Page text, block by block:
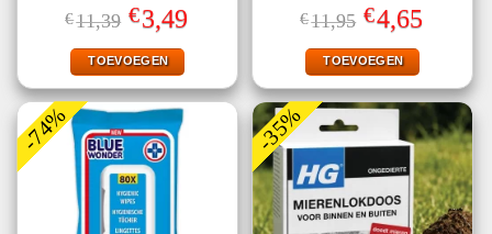
Gewaardeerd
4.63uit 5
€11,39 Oorspronkelijke
prijs
was:
€11,39.
€3,49Huidige
prijs
TOEVOEGEN
Gewaardeerd
4.80uit 5
€11,95 Oorspronkelijke
prijs
was:
€11,95.
€4,65prijs
TOEVOEGEN
-74% -35%